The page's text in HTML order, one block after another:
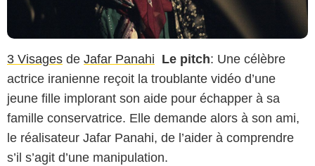
3 Visages de Jafar Panahi Le pitch: Une célèbre
actrice iranienne reçoit la troublante vidéo d’une
jeune fille implorant son aide pour échapper à sa
famille conservatrice. Elle demande alors à son ami,
le réalisateur Jafar Panahi, de l’aider à comprendre
s’il s’agit d’une manipulation.